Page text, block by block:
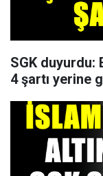
SGK duyurdu:
4 şartı yerine